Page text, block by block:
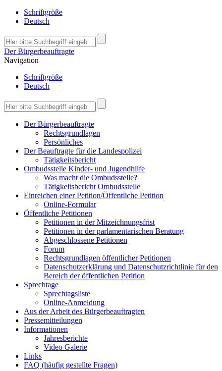
Schriftgröße
Deutsch
Der Bürgerbeauftragte
Navigation
Schriftgröße
Deutsch
Der Bürgerbeauftragte
Rechtsgrundlagen
Persönliches
Der Beauftragte für die Landespolizei
Tätigkeitsbericht
Ombudsstelle Kinder- und Jugendhilfe
Was macht die Ombudsstelle?
Tätigkeitsbericht Ombudsstelle
Einreichen einer Petition/Öffentliche Petition
Online-Formular
Öffentliche Petitionen
Petitionen in der Mitzeichnungsfrist
Petitionen in der parlamentarischen Beratung
Abgeschlossene Petitionen
Forum
Rechtsgrundlagen öffentlicher Petitionen
Datenschutzerklärung und Datenschutzrichtlinie für den
Bereich der öffentlichen Petition
Sprechtage
Sprechtagsliste
Online-Anmeldung
Aus der Arbeit des Bürgerbeauftragten
Pressemitteilungen
Informationen
Jahresberichte
Video Galerie
Links
FAQ (häufig gestellte Fragen)